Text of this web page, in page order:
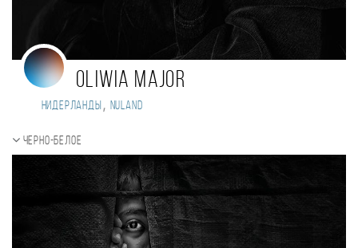
Oliwia Major
Нидерланды, Nuland
Черно-белое